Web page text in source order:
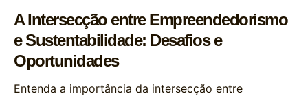
A Intersecção entre Empreendedorismo
e Sustentabilidade: Desafios e
Oportunidades
Entenda a importância da intersecção entre